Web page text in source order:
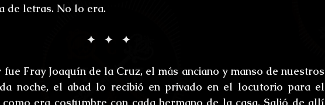
de letras. No lo era.
✦   ✦   ✦
Fray Joaquín de la Cruz, el más anciano y manso de nuestros
noche, el abad lo recibió en privado en el locutorio para el